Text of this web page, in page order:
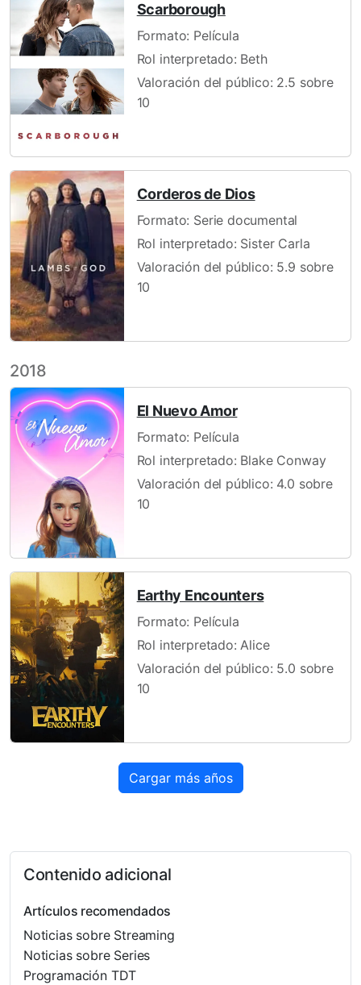
Scarborough
Formato: Película
Rol interpretado: Beth
Valoración del público: 2.5 sobre
10
Corderos de Dios
Formato: Serie documental
Rol interpretado: Sister Carla
Valoración del público: 5.9 sobre
10
2018
El Nuevo Amor
Formato: Película
Rol interpretado: Blake Conway
Valoración del público: 4.0 sobre
10
Earthy Encounters
Formato: Película
Rol interpretado: Alice
Valoración del público: 5.0 sobre
10
Cargar más años
Contenido adicional
Artículos recomendados
Noticias sobre Streaming
Noticias sobre Series
Programación TDT